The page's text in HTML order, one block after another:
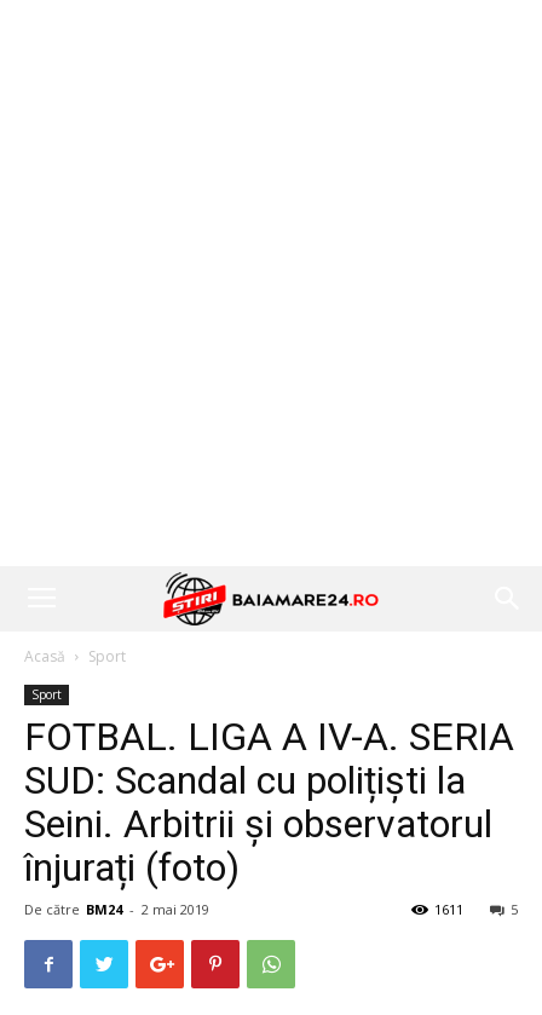
Acasă Sport
Sport
FOTBAL. LIGA A IV-A. SERIA
SUD: Scandal cu polițiști la
Seini. Arbitrii și observatorul
înjurați (foto)
De către BM24 - 2 mai 2019 5
1611